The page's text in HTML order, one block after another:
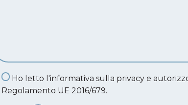
Ho letto l'informativa sulla privacy e
Regolamento UE 2016/679.